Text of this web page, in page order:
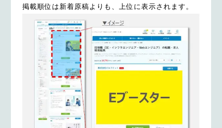
掲載順位は新着原稿よりも、上位に表示されます。